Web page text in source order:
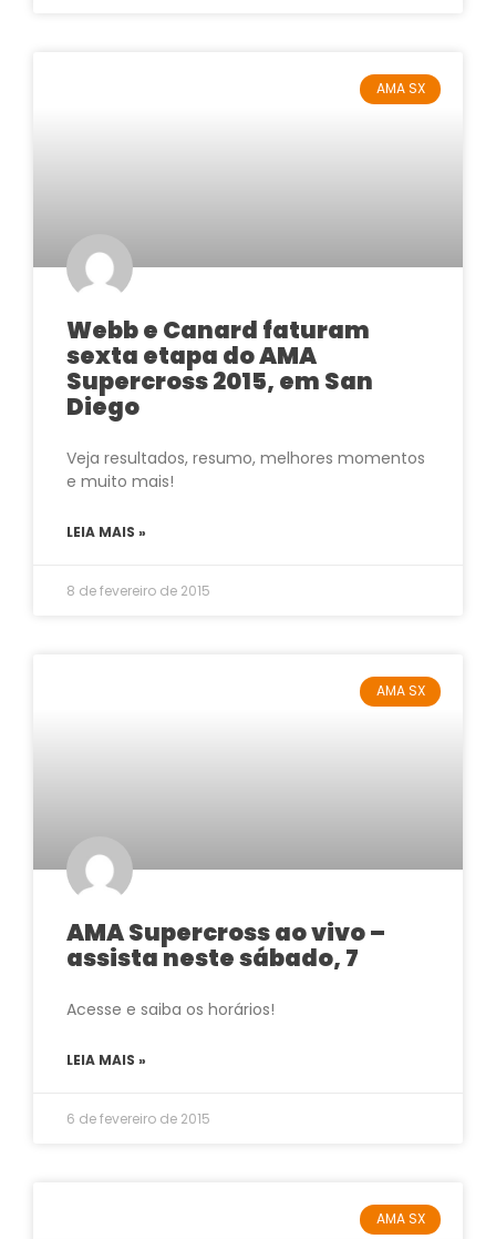
AMA SX
Webb e Canard faturam
sexta etapa do AMA
Supercross 2015, em San
Diego
Veja resultados, resumo, melhores momentos
e muito mais!
LEIA MAIS »
8 de fevereiro de 2015
AMA SX
AMA Supercross ao vivo –
assista neste sábado, 7
Acesse e saiba os horários!
LEIA MAIS »
6 de fevereiro de 2015
AMA SX